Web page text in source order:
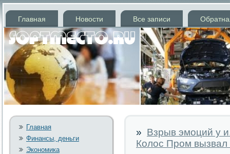
Главная Новости Все записи
Главная
Финансы, деньги
Экономика
» Взрыв эмоций у
Колос Пром вызвал